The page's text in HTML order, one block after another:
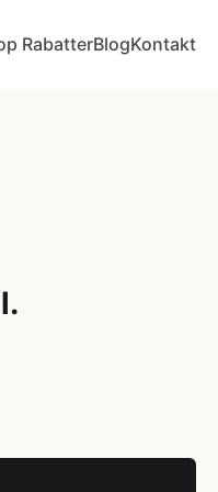
RabatterBlogKontakt